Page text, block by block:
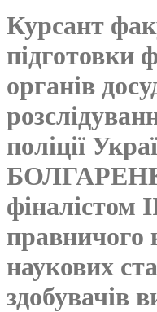
Курсант
підготовки
органів
поліції
фіналістом
правничого
наукових
здобувачів